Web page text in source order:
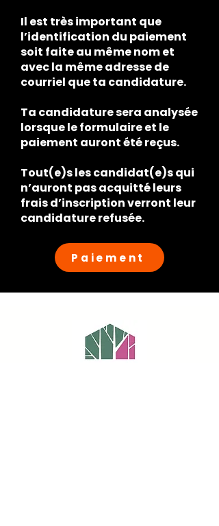
Il est très important que
l’identification du paiement
soit faite au même nom et
avec la même adresse de
courriel que ta candidature.
Ta candidature sera analysée
lorsque le formulaire et le
paiement auront été reçus.
Tout(e)s les candidat(e)s qui
n’auront pas acquitté leurs
frais d’inscription verront leur
candidature refusée.
Paiement